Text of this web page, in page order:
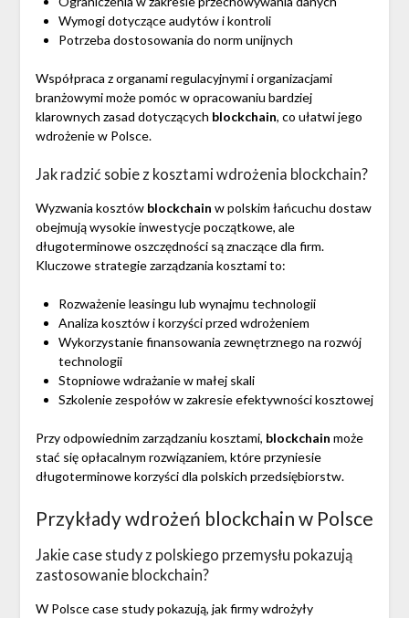
Wymogi dotyczące audytów i kontroli
Potrzeba dostosowania do norm unijnych
Współpraca z organami regulacyjnymi i organizacjami
branżowymi może pomóc w opracowaniu bardziej
klarownych zasad dotyczących blockchain, co ułatwi jego
wdrożenie w Polsce.
Jak radzić sobie z kosztami wdrożenia blockchain?
Wyzwania kosztów blockchain w polskim łańcuchu dostaw
obejmują wysokie inwestycje początkowe, ale
długoterminowe oszczędności są znaczące dla firm.
Kluczowe strategie zarządzania kosztami to:
Rozważenie leasingu lub wynajmu technologii
Analiza kosztów i korzyści przed wdrożeniem
Wykorzystanie finansowania zewnętrznego na rozwój
technologii
Stopniowe wdrażanie w małej skali
Szkolenie zespołów w zakresie efektywności kosztowej
Przy odpowiednim zarządzaniu kosztami, blockchain może
stać się opłacalnym rozwiązaniem, które przyniesie
długoterminowe korzyści dla polskich przedsiębiorstw.
Przykłady wdrożeń blockchain w Polsce
Jakie case study z polskiego przemysłu pokazują
zastosowanie blockchain?
W Polsce case study pokazują, jak firmy wdrożyły